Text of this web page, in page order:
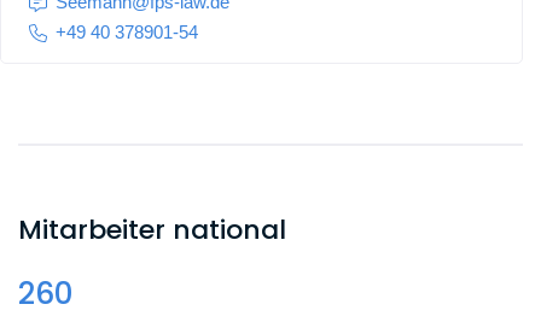
+49 40 378901-54
Mitarbeiter national
260